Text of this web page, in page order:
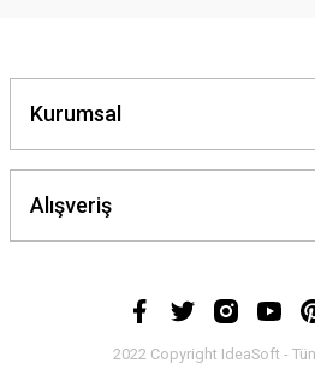
Ürün fiyatı diğer sitelerden daha
Bu ürüne benzer farklı alternatifler
Kurumsal
Alışveriş
2022 Copyright IdeaSoft - Tüm